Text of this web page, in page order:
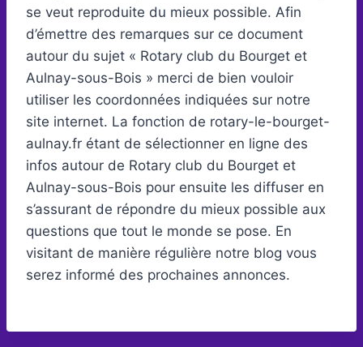
se veut reproduite du mieux possible. Afin
d’émettre des remarques sur ce document
autour du sujet « Rotary club du Bourget et
Aulnay-sous-Bois » merci de bien vouloir
utiliser les coordonnées indiquées sur notre
site internet. La fonction de rotary-le-bourget-
aulnay.fr étant de sélectionner en ligne des
infos autour de Rotary club du Bourget et
Aulnay-sous-Bois pour ensuite les diffuser en
s’assurant de répondre du mieux possible aux
questions que tout le monde se pose. En
visitant de manière régulière notre blog vous
serez informé des prochaines annonces.